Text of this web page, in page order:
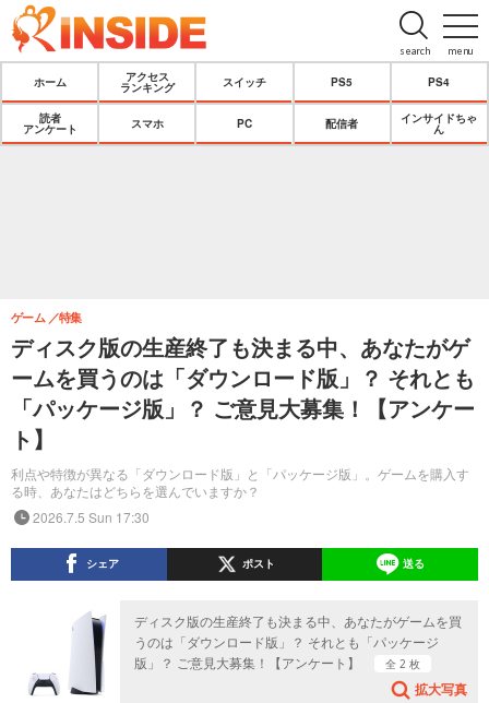
menu
search
ホーム
アクセス
ランキング
スイッチ PS5 PS4
読者
アンケート
スマホ PC 配信者
インサイドちゃ
ん
ディスク版の生産終了も決まる中、あなたがゲ
ームを買うのは「ダウンロード版」？ それとも
「パッケージ版」？ ご意見大募集！【アンケー
ト】
利点や特徴が異なる「ダウンロード版」と「パッケージ版」。ゲームを購入す
る時、あなたはどちらを選んでいますか？
ゲーム 特集
2026.7.5 Sun 17:30
シェア ポスト 送る
ディスク版の生産終了も決まる中、あなたがゲームを買
うのは「ダウンロード版」？ それとも「パッケージ
版」？ ご意見大募集！【アンケート】
全 2 枚
拡大写真